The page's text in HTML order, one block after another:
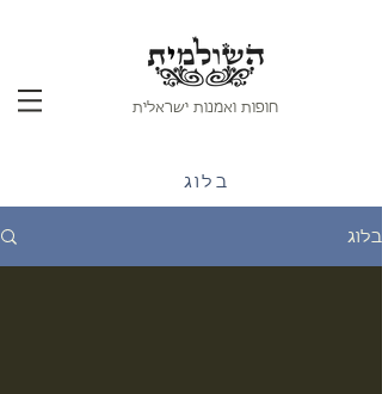
חופות ואמנות ישראלית
בלוג
בלוג